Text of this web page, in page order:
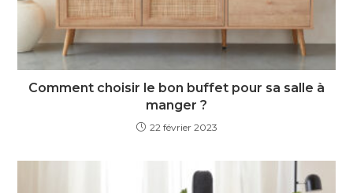
Comment choisir le bon buffet pour sa salle à
manger ?
22 février 2023